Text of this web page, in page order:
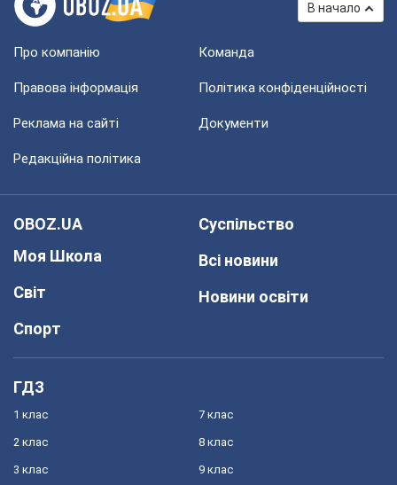
В начало
Про компанію Команда
Правова інформація Політика конфіденційності
Реклама на сайті Документи
Редакційна політика
OBOZ.UA
Моя Школа
Світ
Спорт
Суспільство
Всі новини
Новини освіти
ГДЗ
1 клас
2 клас
3 клас
7 клас
8 клас
9 клас